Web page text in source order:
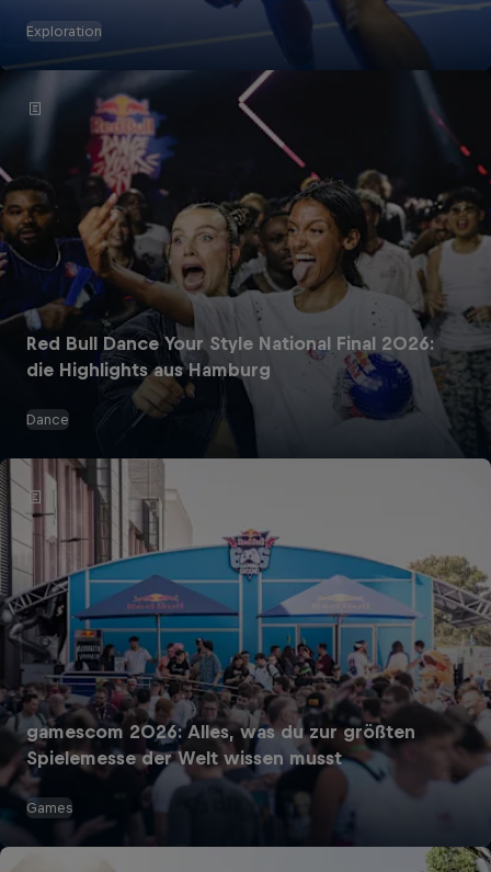
Exploration
Red Bull Dance Your Style National Final 2026:
die Highlights aus Hamburg
Dance
gamescom 2026: Alles, was du zur größten
Spielemesse der Welt wissen musst
Games